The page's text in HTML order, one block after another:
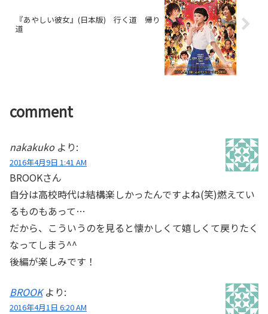
『あやしい彼女』(日本版) 行く道 帰り
道
comment
nakakuko より:
2016年4月9日 1:41 AM
BROOKさん
自分は高校時代は結構楽しかったんですよね(笑)燃えてい
るものもあって…
だから、こういうのを見ると懐かしくて嬉しくて戻りたく
なってしまう^^
後編が楽しみです！
BROOK より:
2016年4月1日 6:20 AM